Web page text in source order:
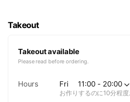
Takeout
Takeout available
Please read before ordering.
Hours Fri 11:00 - 20:00
お作りするのに10分程度